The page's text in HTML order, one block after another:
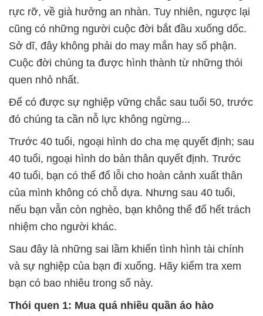
rực rỡ, về già hưởng an nhàn. Tuy nhiên, ngược lại
cũng có những người cuộc đời bắt đầu xuống dốc.
Sở dĩ, đây không phải do may mắn hay số phận.
Cuộc đời chúng ta được hình thành từ những thói
quen nhỏ nhất.
Để có được sự nghiệp vững chắc sau tuổi 50, trước
đó chúng ta cần nỗ lực không ngừng...
Trước 40 tuổi, ngoại hình do cha mẹ quyết định; sau
40 tuổi, ngoại hình do bản thân quyết định. Trước
40 tuổi, bạn có thể đổ lỗi cho hoàn cảnh xuất thân
của mình không có chỗ dựa. Nhưng sau 40 tuổi,
nếu bạn vẫn còn nghèo, bạn không thể đổ hết trách
nhiệm cho người khác.
Sau đây là những sai lầm khiến tình hình tài chính
và sự nghiệp của bạn đi xuống. Hãy kiểm tra xem
bạn có bao nhiêu trong số này.
Thói quen 1: Mua quá nhiều quần áo hào